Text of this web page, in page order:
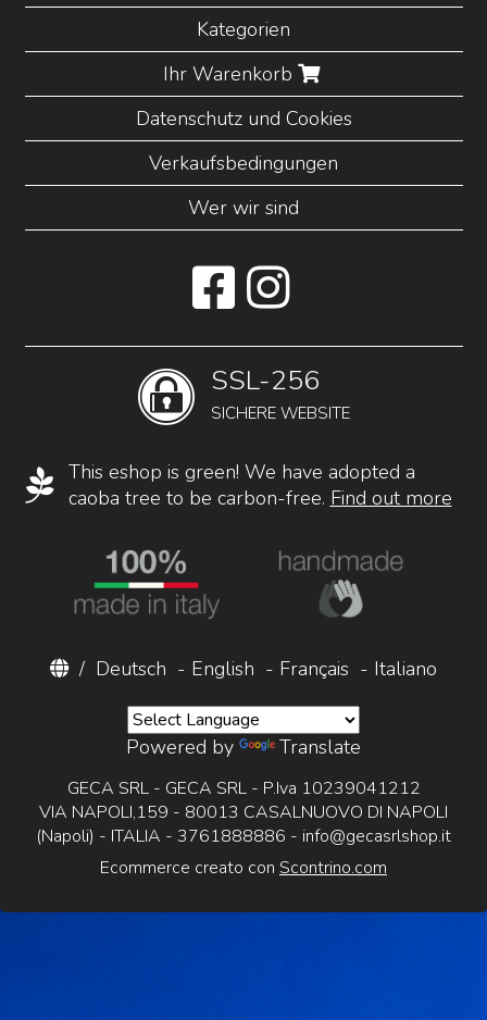
Kategorien
Ihr Warenkorb
Datenschutz und Cookies
Verkaufsbedingungen
Wer wir sind
SSL-256
SICHERE WEBSITE
This eshop is green! We have adopted a
caoba tree to be carbon-free. Find out more
/ Deutsch - English - Français - Italiano
Powered by Translate
GECA SRL - GECA SRL - P.Iva 10239041212
VIA NAPOLI,159 - 80013 CASALNUOVO DI NAPOLI
(Napoli) - ITALIA - 3761888886 - info@gecasrlshop.it
Ecommerce creato con Scontrino.com